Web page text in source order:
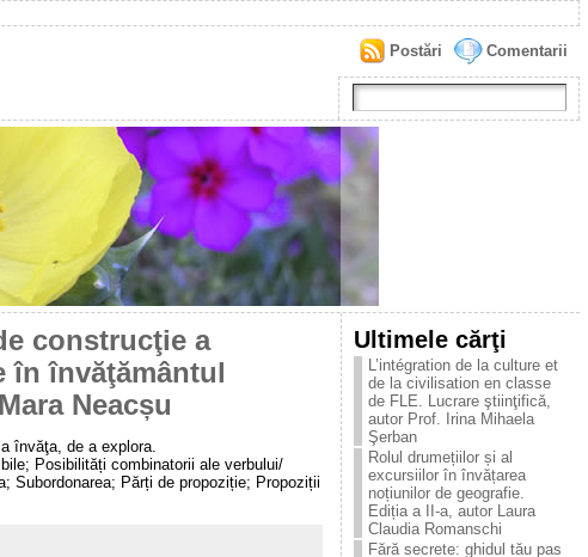
Comentarii
Postări
construcţie a
în învăţământul
Neacșu
învăţa, de a explora.
Posibilități combinatorii ale verbului/
Subordonarea; Părți de propoziție; Propoziții
Ultimele cărţi
L’intégration de la culture et
de la civilisation en classe
de FLE. Lucrare ştiinţificǎ,
autor Prof. Irina Mihaela
Şerban
Rolul drumețiilor și al
excursiilor în învățarea
noțiunilor de geografie.
Ediția a II-a, autor Laura
Claudia Romanschi
Fără secrete: ghidul tău pas